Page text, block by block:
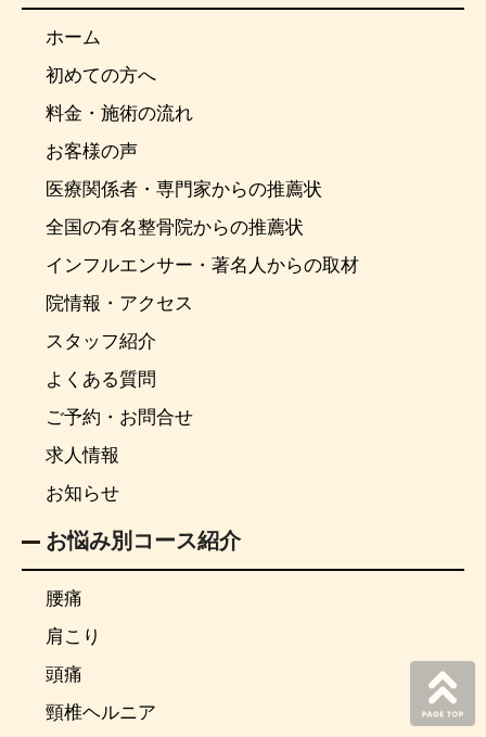
ホーム
初めての方へ
料金・施術の流れ
お客様の声
医療関係者・専門家からの推薦状
全国の有名整骨院からの推薦状
インフルエンサー・著名人からの取材
院情報・アクセス
スタッフ紹介
よくある質問
ご予約・お問合せ
求人情報
お知らせ
お悩み別コース紹介
腰痛
肩こり
頭痛
頸椎ヘルニア